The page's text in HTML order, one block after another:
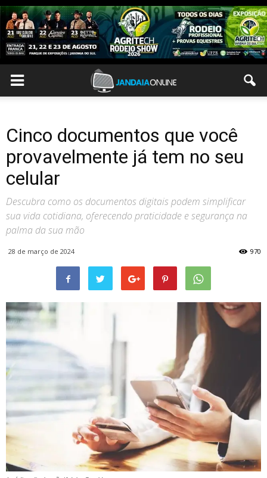
Cinco documentos que você
provavelmente já tem no seu
celular
Descubra como os documentos digitais podem simplificar
sua vida cotidiana, oferecendo praticidade e segurança na
palma da sua mão
28 de março de 2024 970